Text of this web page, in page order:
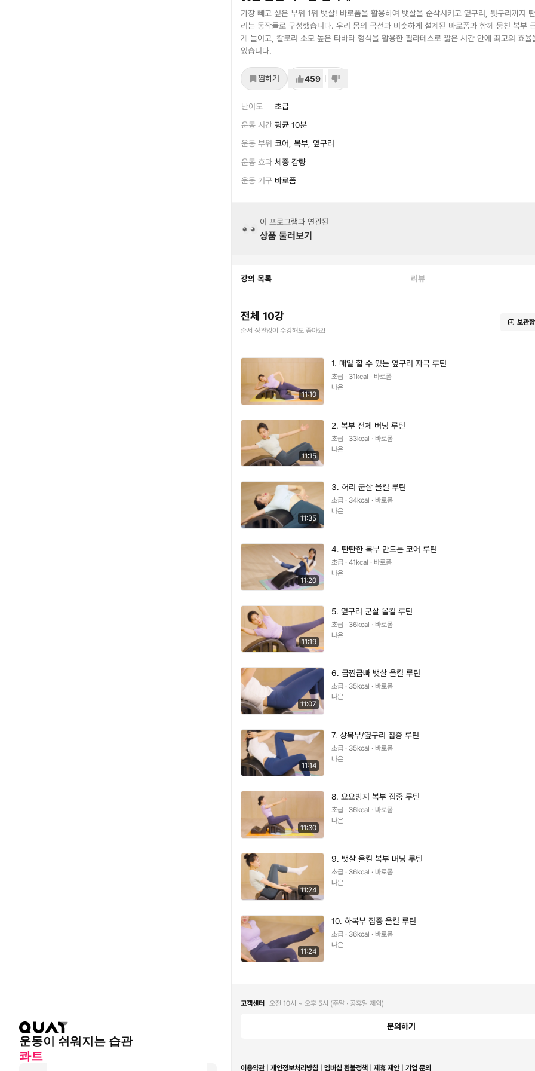
운동이 쉬워지는 습관
콰트
가장 빼고 싶은 부위 1위 뱃살! 바로폼을 활용하여 뱃살을 순삭시키고 옆구리, 뒷구리까지
리는 동작들로 구성했습니다. 우리 몸의 곡선과 비슷하게 설계된 바로폼과 함께 뭉친 복부
게 늘이고, 칼로리 소모 높은 타바타 형식을 활용한 필라테스로 짧은 시간 안에 최고의 효율
있습니다.
찜하기 459
난이도
초급
운동 시간 평균 10분
운동 부위 코어, 복부, 옆구리
운동 효과 체중 감량
운동 기구 바로폼
이 프로그램과 연관된
상품 둘러보기
강의 목록 리뷰
전체 10강
순서 상관없이 수강해도 좋아요!
보관
11:10
1. 매일 할 수 있는 옆구리 자극 루틴
초급 · 31kcal · 바로폼
나은
11:15
2. 복부 전체 버닝 루틴
초급 · 33kcal · 바로폼
나은
11:35
3. 허리 군살 올킬 루틴
초급 · 34kcal · 바로폼
나은
11:20
4. 탄탄한 복부 만드는 코어 루틴
초급 · 41kcal · 바로폼
나은
11:19
5. 옆구리 군살 올킬 루틴
초급 · 36kcal · 바로폼
나은
11:07
6. 급찐급빠 뱃살 올킬 루틴
초급 · 35kcal · 바로폼
나은
11:14
7. 상복부/옆구리 집중 루틴
초급 · 35kcal · 바로폼
나은
11:30
8. 요요방지 복부 집중 루틴
초급 · 36kcal · 바로폼
나은
11:24
9. 뱃살 올킬 복부 버닝 루틴
초급 · 36kcal · 바로폼
나은
11:24
10. 하복부 집중 올킬 루틴
초급 · 36kcal · 바로폼
나은
고객센터 오전 10시 ~ 오후 5시 (주말 ∙ 공휴일 제외)
문의하기
이용약관 개인정보처리방침 멤버십 환불정책 제휴 제안 기업 문의